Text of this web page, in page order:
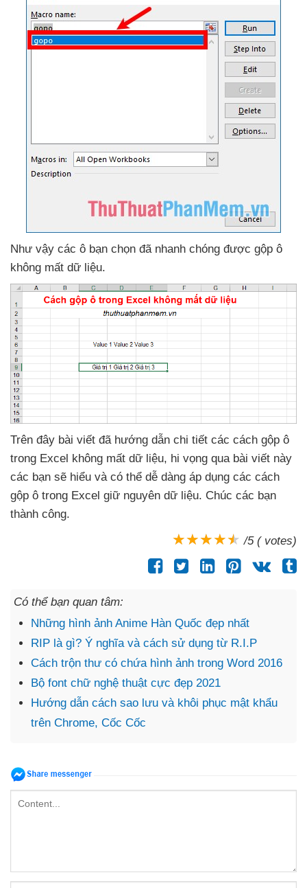
Như vậy các ô bạn chọn đã nhanh chóng được gộp ô
không mất dữ liệu.
Trên đây bài viết đã hướng dẫn chi tiết các cách gộp ô
trong Excel không mất dữ liệu, hi vọng qua bài viết này
các bạn sẽ hiểu và có thể dễ dàng áp dụng các cách
gộp ô trong Excel giữ nguyên dữ liệu. Chúc các bạn
thành công.
/5 ( votes)
Có thể bạn quan tâm:
Những hình ảnh Anime Hàn Quốc đẹp nhất
RIP là gì? Ý nghĩa và cách sử dụng từ R.I.P
Cách trộn thư có chứa hình ảnh trong Word 2016
Bộ font chữ nghệ thuật cực đẹp 2021
Hướng dẫn cách sao lưu và khôi phục mật khẩu
trên Chrome, Cốc Cốc